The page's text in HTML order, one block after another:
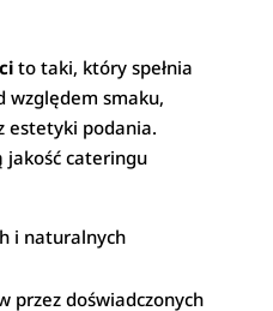
to taki, który spełnia
względem smaku,
estetyki podania.
jakość cateringu
i naturalnych
przez doświadczonych